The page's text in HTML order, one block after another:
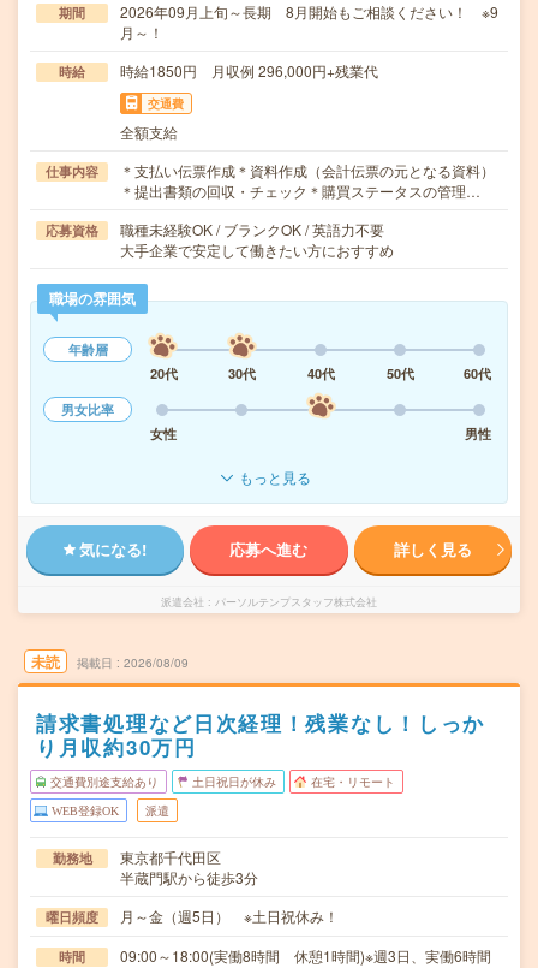
期間
2026年09月上旬～長期 8月開始もご相談ください！ ※9
月～！
時給 時給1850円 月収例 296,000円+残業代
交通費
全額支給
仕事内容
＊支払い伝票作成＊資料作成（会計伝票の元となる資料）
＊提出書類の回収・チェック＊購買ステータスの管理…
応募資格
職種未経験OK / ブランクOK / 英語力不要
大手企業で安定して働きたい方におすすめ
職場の雰囲気
年齢層
20代
30代 40代 50代
60代
男女比率
女性
男性
もっと見る
気になる! 応募へ進む 詳しく見る
派遣会社 パーソルテンプスタッフ株式会社
未読 掲載日 2026/08/09
請求書処理など日次経理！残業なし！しっか
り月収約30万円
交通費別途支給あり 土日祝日が休み 在宅・リモート
WEB登録OK 派遣
勤務地
東京都千代田区
半蔵門駅から徒歩3分
曜日頻度 月～金（週5日） ※土日祝休み！
時間
09:00～18:00(実働8時間 休憩1時間)※週3日、実働6時間